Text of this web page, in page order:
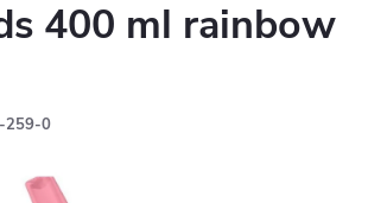
400 ml rainbow
259-0